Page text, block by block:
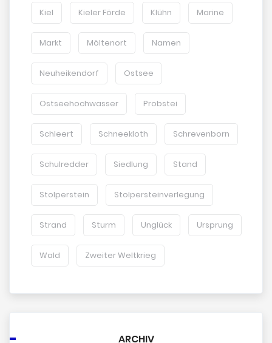
Kiel Kieler Förde Klühn Marine
Markt Möltenort Namen
Neuheikendorf Ostsee
Ostseehochwasser Probstei
Schleert Schneekloth Schrevenborn
Schulredder Siedlung Stand
Stolperstein Stolpersteinverlegung
Strand Sturm Unglück Ursprung
Wald Zweiter Weltkrieg
ARCHIV